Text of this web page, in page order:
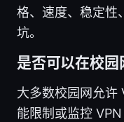
格、速度、稳定性
坑。
是否可以在校园
大多数校园网允许
能限制或监控